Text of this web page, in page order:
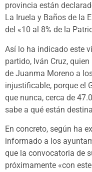
provincia están
La Iruela y Baños de la
del «10 al 8% de la
Así lo ha indicado este
partido, Iván Cruz,
de Juanma Moreno a
injustificable, porque el
que nunca, cerca de
sabe a qué están
En concreto, según ha
informado a los
que la convocatoria de
próximamente «con